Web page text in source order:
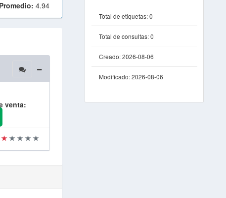
4.94
venta:
Total de etiquetas:0
Total de consultas:0
Creado:2026-08-06
Modificado:2026-08-06